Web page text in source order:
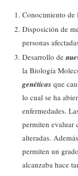
Conocimiento de
Disposición de
personas
Desarrollo de
la Biología
genéticas que
lo cual se ha
enfermedades.
permiten evaluar
alteradas.
permiten un
alcanzaba hace